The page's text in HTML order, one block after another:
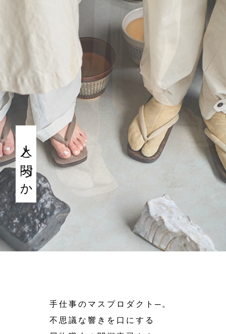
人と関づか
手仕事のマスプロダクト─。
不思議な響きを口にする